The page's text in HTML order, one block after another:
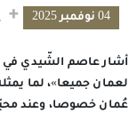
04 نوفمبر 2025
أشار عاصم الشّيدي في
لعمان جميعا»، لما
عُمان خصوصا، وعند